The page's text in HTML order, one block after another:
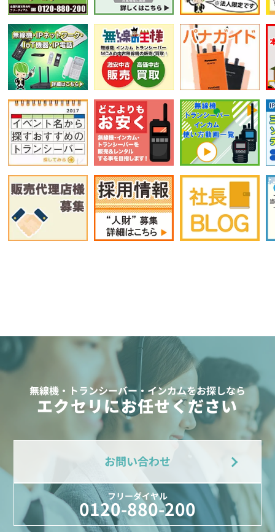
無線機・トランシーバー・インカムをお探しなら
エクセリにお任せください
お問い合わせ
フリーダイヤル
0120-880-200